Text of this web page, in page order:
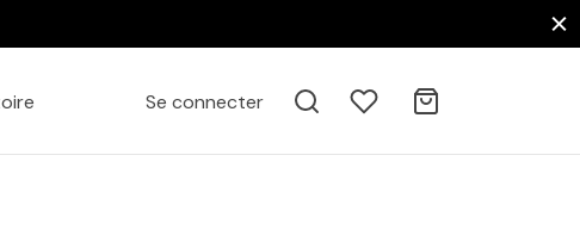
Se connecter